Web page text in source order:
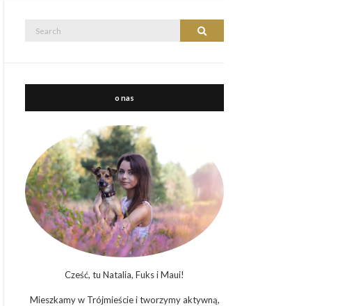
Search
o nas
Cześć, tu Natalia, Fuks i Maui!
Mieszkamy w Trójmieście i tworzymy aktywną,